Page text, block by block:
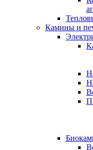
Камины и